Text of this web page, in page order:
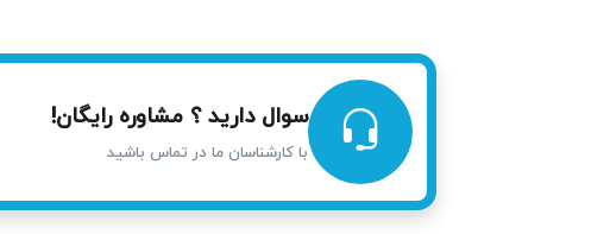
سوال دارید ؟ مشاوره رایگان!
با کارشناسان ما در تماس باشید